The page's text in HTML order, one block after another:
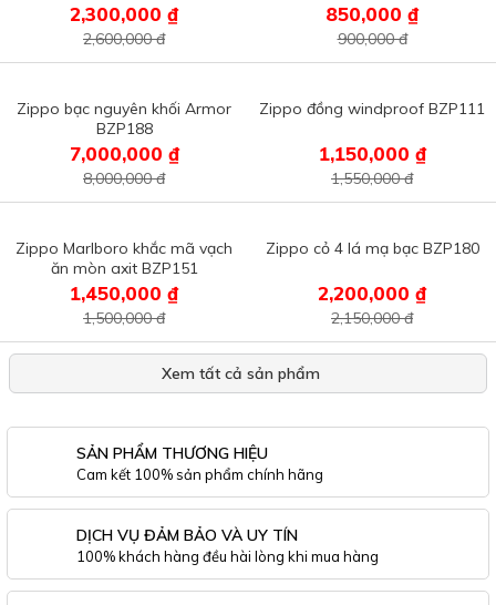
2,300,000 ₫
2,600,000 đ
850,000 ₫
900,000 đ
Zippo bạc nguyên khối Armor
BZP188
7,000,000 ₫
8,000,000 đ
Zippo đồng windproof BZP111
1,150,000 ₫
1,550,000 đ
Zippo Marlboro khắc mã vạch
ăn mòn axit BZP151
1,450,000 ₫
1,500,000 đ
Zippo cỏ 4 lá mạ bạc BZP180
2,200,000 ₫
2,150,000 đ
Xem tất cả sản phẩm
SẢN PHẨM THƯƠNG HIỆU
Cam kết 100% sản phẩm chính hãng
DỊCH VỤ ĐẢM BẢO VÀ UY TÍN
100% khách hàng đều hài lòng khi mua hàng